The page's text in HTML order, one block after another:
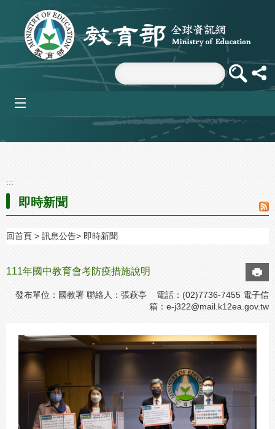
跳到主要內容區塊
:::
即時新聞
回首頁 訊息公告 即時新聞
111年國中教育會考防疫措施說明
發布單位：國教署 聯絡人：張萩亭 電話：(02)7736-7455 電子信
箱： e-j322@mail.k12ea.gov.tw